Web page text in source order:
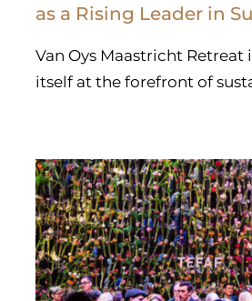
as a Rising Leader in
Van Oys Maastricht Retreat
itself at the forefront of